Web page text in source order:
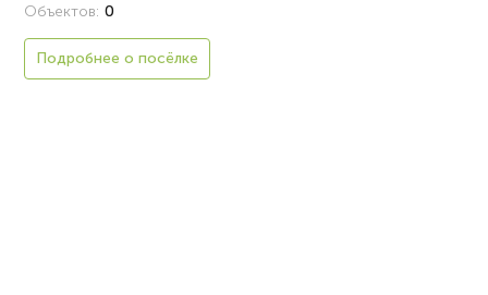
Объектов: 0
Подробнее о посёлке